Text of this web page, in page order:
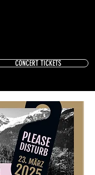
CONCERT TICKETS